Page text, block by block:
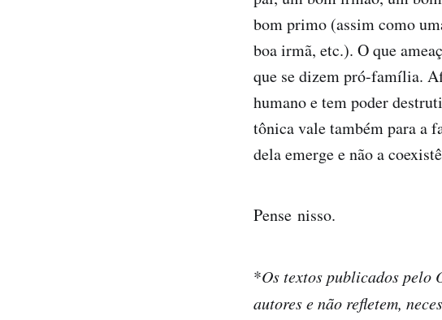
bom primo (assim como
boa irmã, etc.). O que
que se dizem pró-família.
humano e tem poder
tônica vale também para a
dela emerge e não a
Pense nisso.
*Os textos publicados pelo
autores e não refletem,